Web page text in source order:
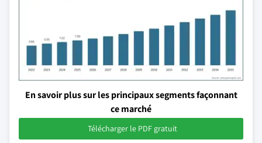
En savoir plus sur les principaux segments façonnant
ce marché
Télécharger le PDF gratuit